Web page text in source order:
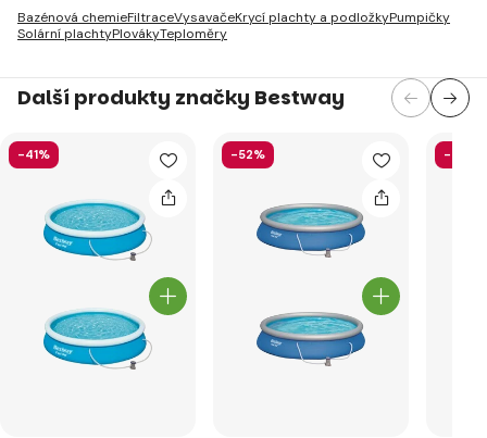
Bazénová chemieFiltraceVysavačeKrycí plachty a podložkyPumpičky
Solární plachtyPlovákyTeploměry
Další produkty značky Bestway
-41% -52% -41%